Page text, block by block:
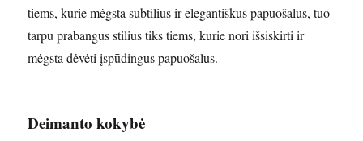
tiems, kurie mėgsta subtilius ir elegantiškus papuošalus, tuo
tarpu prabangus stilius tiks tiems, kurie nori išsiskirti ir
mėgsta dėvėti įspūdingus papuošalus.
Deimanto kokybė